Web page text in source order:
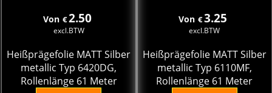
Von €2.50
excl.BTW
Heißprägefolie MATT Silber
metallic Typ 6420DG,
Rollenlänge 61 Meter
Von €3.25
excl.BTW
Heißprägefolie MATT Silber
metallic Typ 6110MF,
Rollenlänge 61 Meter